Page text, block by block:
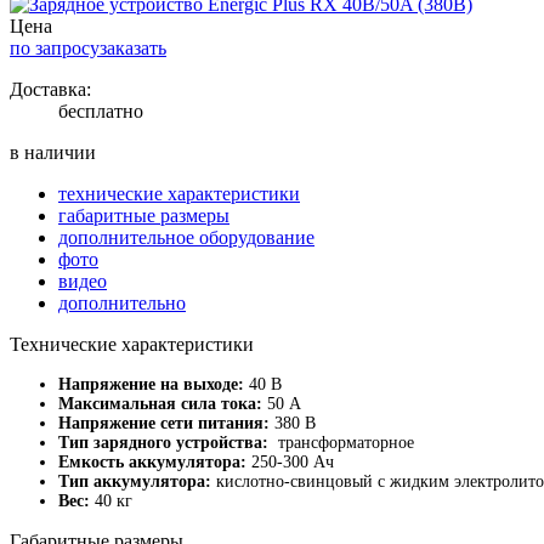
Цена
по запросузаказать
Доставка:
бесплатно
в наличии
технические характеристики
габаритные размеры
дополнительное оборудование
фото
видео
дополнительно
Технические характеристики
Напряжение на выходе: 40 В
Максимальная сила тока: 50 А
Напряжение сети питания: 380 В
Тип зарядного устройства: трансформаторное
Емкость аккумулятора: 250-300 Ач
Тип аккумулятора: кислотно-свинцовый с жидким
Вес: 40 кг